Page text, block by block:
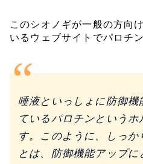
このシオノギが一般の方向
いるウェブサイトでパロチ
唾液といっしょに防御
ているパロチンというホ
す。このように、しっか
とは、防御機能アップ